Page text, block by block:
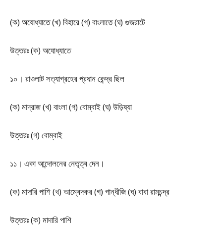
(ক) অযোধ্যাতে (খ) বিহারে (গ) বাংলাতে (ঘ) গুজরাটে
উত্তরঃ (ক) অযোধ্যাতে
১০। রাওলাট সত্যাগ্রহের প্রধান কেন্দ্র ছিল
(ক) মাদ্রাজ (খ) বাংলা (গ) বোম্বাই (ঘ) উড়িষ্যা
উত্তরঃ (গ) বোম্বাই
১১। একা আন্দোলনের নেতৃত্ব দেন।
(ক) মাদারি পাশি (খ) আম্বেদকর (গ) গান্ধীজি (ঘ) বাবা রামচন্দ্র
উত্তরঃ (ক) মাদারি পাশি